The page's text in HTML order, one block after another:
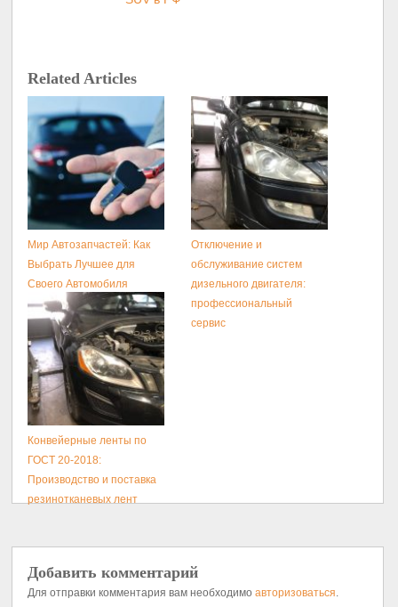
Related Articles
Мир Автозапчастей: Как
Выбрать Лучшее для
Своего Автомобиля
Отключение и
обслуживание систем
дизельного двигателя:
профессиональный
сервис
Конвейерные ленты по
ГОСТ 20-2018:
Производство и поставка
резинотканевых лент
Добавить комментарий
Для отправки комментария вам необходимоавторизоваться